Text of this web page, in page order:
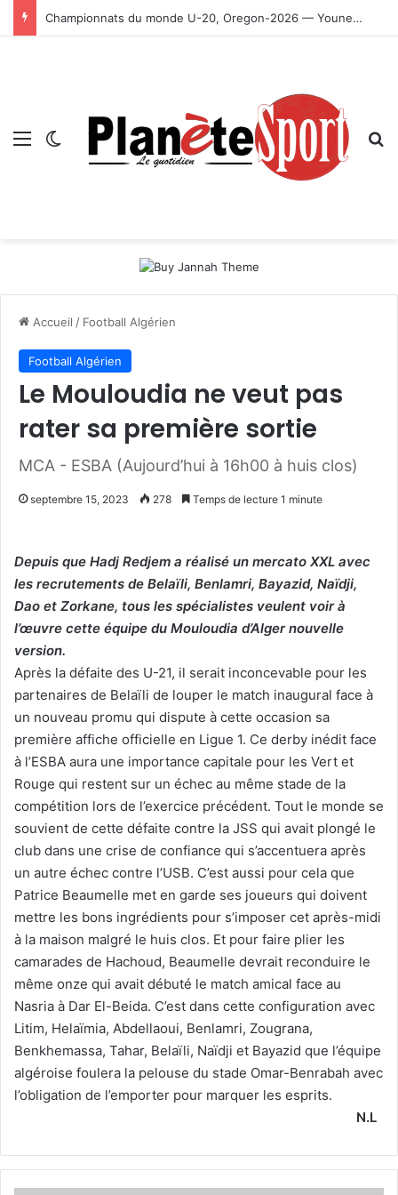
Championnats du monde U-20, Oregon-2026 — Younes Ayachi décroche la médaille d’or
Menu Switch skin
Accueil / Football Algérien
Football Algérien
Le Mouloudia ne veut pas
rater sa première sortie
MCA - ESBA (Aujourd’hui à 16h00 à huis clos)
septembre 15, 2023 278 Temps de lecture 1 minute
Depuis que Hadj Redjem a réalisé un mercato XXL avec
les recrutements de Belaïli, Benlamri, Bayazid, Naïdji,
Dao et Zorkane, tous les spécialistes veulent voir à
l’œuvre cette équipe du Mouloudia d’Alger nouvelle
version.
Après la défaite des U-21, il serait inconcevable pour les
partenaires de Belaïli de louper le match inaugural face à
un nouveau promu qui dispute à cette occasion sa
première affiche officielle en Ligue 1. Ce derby inédit face
à l’ESBA aura une importance capitale pour les Vert et
Rouge qui restent sur un échec au même stade de la
compétition lors de l’exercice précédent. Tout le monde se
souvient de cette défaite contre la JSS qui avait plongé le
club dans une crise de confiance qui s’accentuera après
un autre échec contre l’USB. C’est aussi pour cela que
Patrice Beaumelle met en garde ses joueurs qui doivent
mettre les bons ingrédients pour s’imposer cet après-midi
à la maison malgré le huis clos. Et pour faire plier les
camarades de Hachoud, Beaumelle devrait reconduire le
même onze qui avait débuté le match amical face au
Nasria à Dar El-Beida. C’est dans cette configuration avec
Litim, Helaïmia, Abdellaoui, Benlamri, Zougrana,
Benkhemassa, Tahar, Belaïli, Naïdji et Bayazid que l’équipe
algéroise foulera la pelouse du stade Omar-Benrabah avec
l’obligation de l’emporter pour marquer les esprits.
N.L